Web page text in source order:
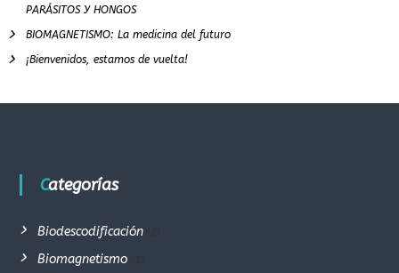
PARÁSITOS Y HONGOS
BIOMAGNETISMO: La medicina del futuro
¡Bienvenidos, estamos de vuelta!
Categorías
Biodescodificación(2)
Biomagnetismo(1)